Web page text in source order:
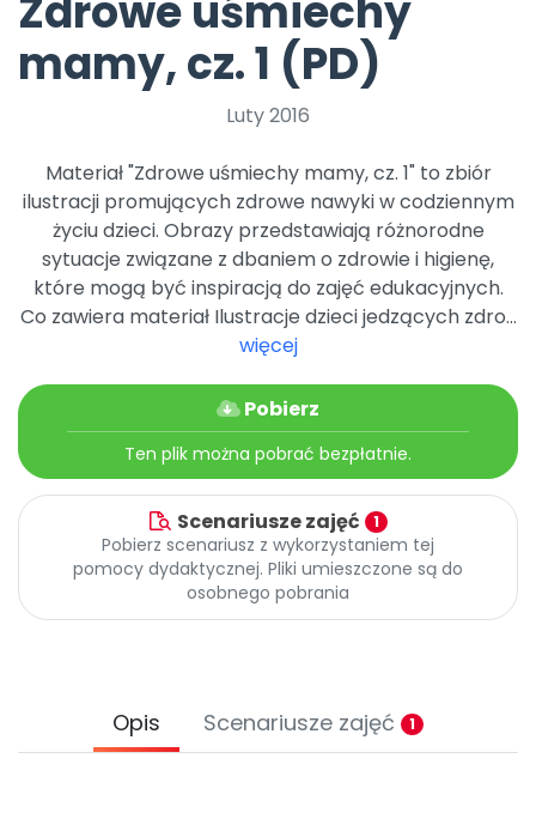
Archiwalne numery
Pomoc
Zdrowe uśmiechy
mamy, cz. 1 (PD)
Luty 2016
Materiał "Zdrowe uśmiechy mamy, cz. 1" to zbiór
ilustracji promujących zdrowe nawyki w codziennym
życiu dzieci. Obrazy przedstawiają różnorodne
sytuacje związane z dbaniem o zdrowie i higienę,
które mogą być inspiracją do zajęć edukacyjnych.
Co zawiera materiał Ilustracje dzieci jedzących zdro...
więcej
Pobierz
Ten plik można pobrać bezpłatnie.
Scenariusze zajęć 1
Pobierz scenariusz z wykorzystaniem tej
pomocy dydaktycznej. Pliki umieszczone są do
osobnego pobrania
Opis Scenariusze zajęć 1